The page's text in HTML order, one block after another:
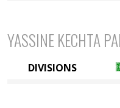
YASSINE KECHTA
DIVISIONS